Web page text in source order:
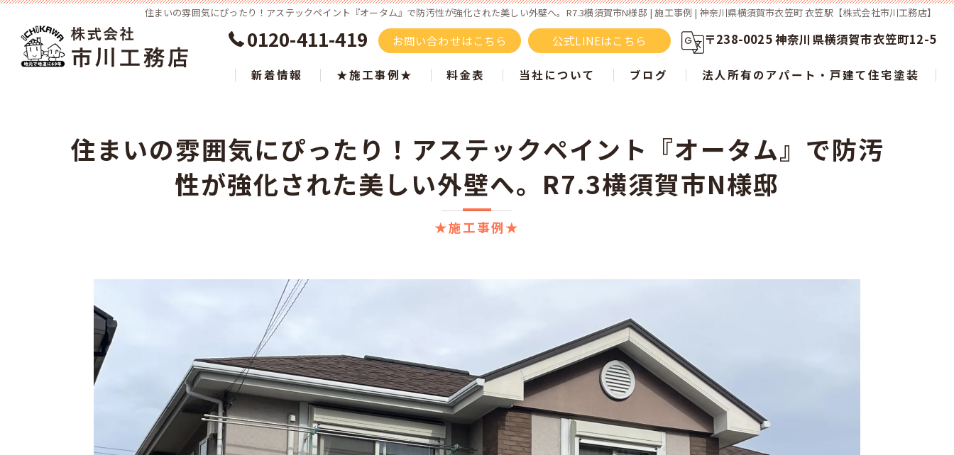
住まいの雰囲気にぴったり！アステックペイント『オータム』で防汚性が強化された美しい外壁へ。R7.3横須賀市N様邸 | 施工事例 | 神奈川県横須賀市衣笠町 衣笠駅【株式会社市川工務店】
0120-411-419 お問い合わせはこちら 公式LINEはこちら 〒238-0025 神奈川県横須賀市衣笠町12-5
新着情報 ★施工事例★
ツートン施工事例
白・ベージュ
クリヤー
赤・ピンク
パープル
料金表 当社について
タスペーサーはもういらない？ 屋根塗装の新常識を徹底解説
塗り替え
ブログ 法人所有のアパート・戸建て住宅塗装
★施工事例★
住まいの雰囲気にぴったり！アステックペイント『オータム』で防汚
性が強化された美しい外壁へ。R7.3横須賀市N様邸